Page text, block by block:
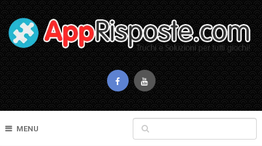
MENU